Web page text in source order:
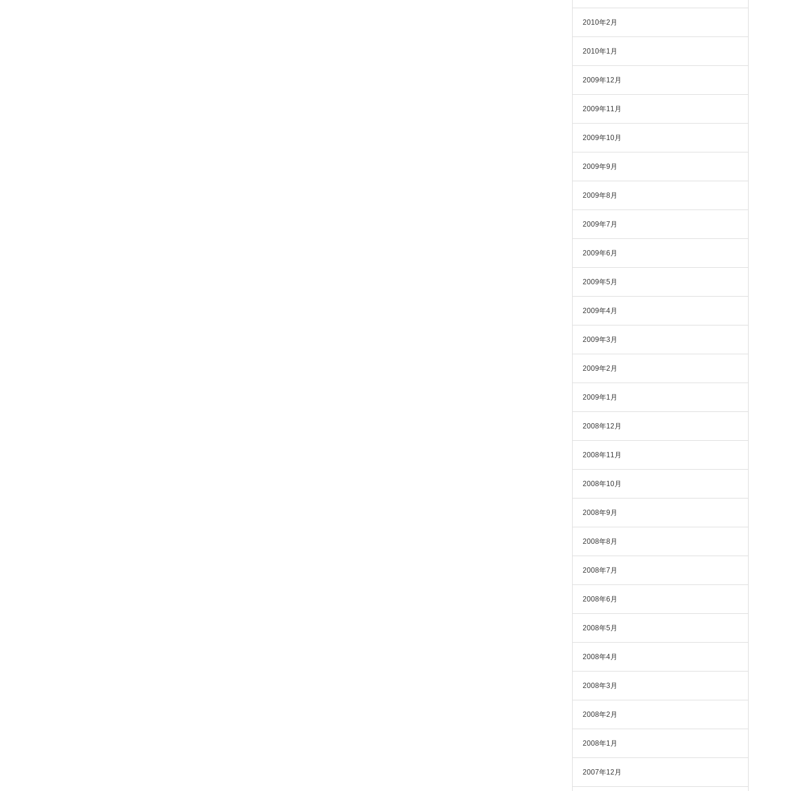
2010年2月
2010年1月
2009年12月
2009年11月
2009年10月
2009年9月
2009年8月
2009年7月
2009年6月
2009年5月
2009年4月
2009年3月
2009年2月
2009年1月
2008年12月
2008年11月
2008年10月
2008年9月
2008年8月
2008年7月
2008年6月
2008年5月
2008年4月
2008年3月
2008年2月
2008年1月
2007年12月